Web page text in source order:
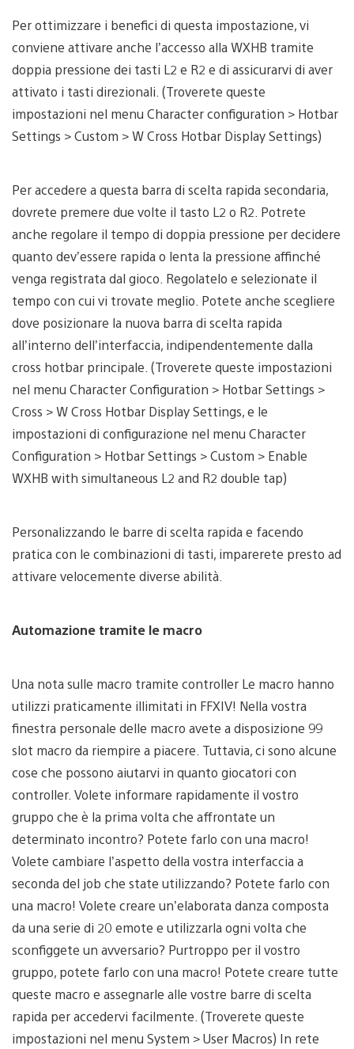
Per ottimizzare i benefici di questa impostazione, vi
conviene attivare anche l’accesso alla WXHB tramite
doppia pressione dei tasti L2 e R2 e di assicurarvi di aver
attivato i tasti direzionali. (Troverete queste
impostazioni nel menu Character configuration > Hotbar
Settings > Custom > W Cross Hotbar Display Settings)
Per accedere a questa barra di scelta rapida secondaria,
dovrete premere due volte il tasto L2 o R2. Potrete
anche regolare il tempo di doppia pressione per decidere
quanto dev’essere rapida o lenta la pressione affinché
venga registrata dal gioco. Regolatelo e selezionate il
tempo con cui vi trovate meglio. Potete anche scegliere
dove posizionare la nuova barra di scelta rapida
all’interno dell’interfaccia, indipendentemente dalla
cross hotbar principale. (Troverete queste impostazioni
nel menu Character Configuration > Hotbar Settings >
Cross > W Cross Hotbar Display Settings, e le
impostazioni di configurazione nel menu Character
Configuration > Hotbar Settings > Custom > Enable
WXHB with simultaneous L2 and R2 double tap)
Personalizzando le barre di scelta rapida e facendo
pratica con le combinazioni di tasti, imparerete presto ad
attivare velocemente diverse abilità.
Automazione tramite le macro
Una nota sulle macro tramite controller Le macro hanno
utilizzi praticamente illimitati in FFXIV! Nella vostra
finestra personale delle macro avete a disposizione 99
slot macro da riempire a piacere. Tuttavia, ci sono alcune
cose che possono aiutarvi in quanto giocatori con
controller. Volete informare rapidamente il vostro
gruppo che è la prima volta che affrontate un
determinato incontro? Potete farlo con una macro!
Volete cambiare l’aspetto della vostra interfaccia a
seconda del job che state utilizzando? Potete farlo con
una macro! Volete creare un’elaborata danza composta
da una serie di 20 emote e utilizzarla ogni volta che
sconfiggete un avversario? Purtroppo per il vostro
gruppo, potete farlo con una macro! Potete creare tutte
queste macro e assegnarle alle vostre barre di scelta
rapida per accedervi facilmente. (Troverete queste
impostazioni nel menu System > User Macros) In rete